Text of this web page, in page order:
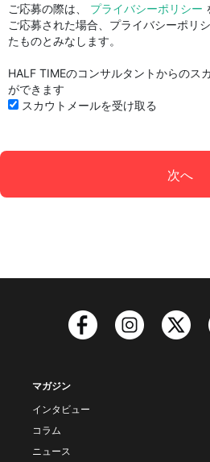
愛媛県
鹿児島県
ご応募の際は、 プライバシーポリシー
ご応募された場合、プライバシーポリ
たものとみなします。
HALF TIMEのコンサルタントからのス
ができます
スカウトメールを受け取る
次へ
マガジン
インタビュー
コラム
ニュース